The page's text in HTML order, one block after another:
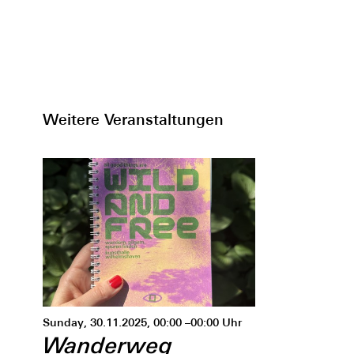
Weitere Veranstaltungen
Sunday, 30.11.2025, 00:00 –00:00 Uhr
Wanderweg